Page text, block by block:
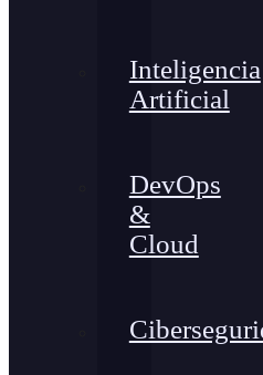
Inteligencia
Artificial
DevOps
&
Cloud